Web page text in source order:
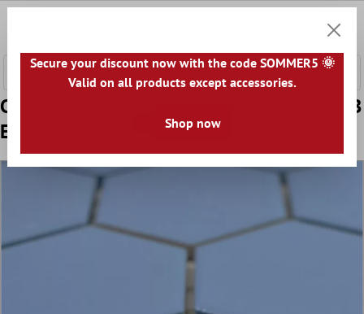
Campione Ceramica Mosaico Bismarck R10B
Esagono Blu H51
Secure your discount now with the code SOMMER5 🌞
Valid on all products except accessories.
Shop now